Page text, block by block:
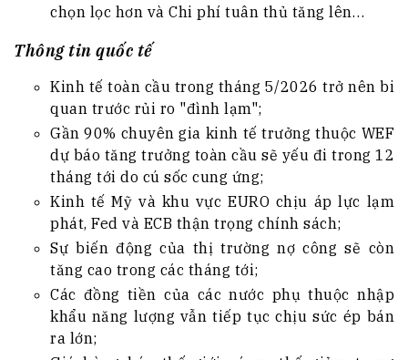
chọn lọc hơn và Chi phí tuân thủ tăng lên…
Thông tin quốc tế
Kinh tế toàn cầu trong tháng 5/2026 trở nên bi
quan trước rủi ro "đình lạm";
Gần 90% chuyên gia kinh tế trưởng thuộc WEF
dự báo tăng trưởng toàn cầu sẽ yếu đi trong 12
tháng tới do cú sốc cung ứng;
Kinh tế Mỹ và khu vực EURO chịu áp lực lạm
phát, Fed và ECB thận trọng chính sách;
Sự biến động của thị trường nợ công sẽ còn
tăng cao trong các tháng tới;
Các đồng tiền của các nước phụ thuộc nhập
khẩu năng lượng vẫn tiếp tục chịu sức ép bán
ra lớn;